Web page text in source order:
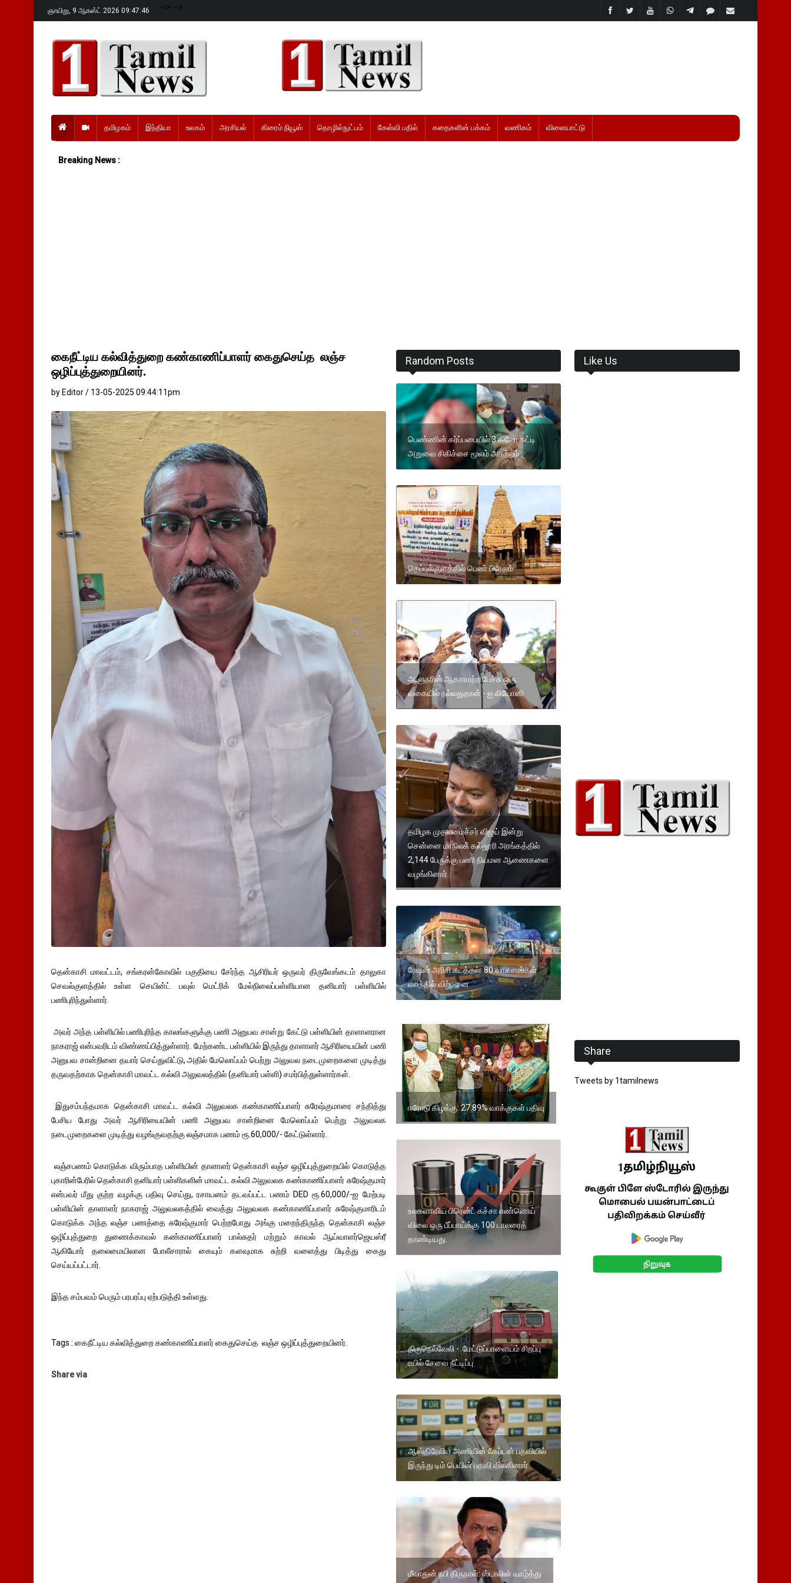
ஞாயிறு, 9 ஆகஸ்ட் 2026 09:47:48 --> -->
தமிழகம் இந்தியா உலகம் அரசியல் கிரைம் நியூஸ் தொழில்நுட்பம் கேள்வி பதில் கதைகளின் பக்கம் வணிகம் விளையாட்டு
Breaking News :
கைநீட்டிய கல்வித்துறை கண்காணிப்பாளர் கைதுசெய்த லஞ்ச
ஒழிப்புத்துறையினர்.
by Editor / 13-05-2025 09:44:11pm
தென்காசி மாவட்டம், சங்கரன்கோவில் பகுதியை சேர்ந்த ஆசிரியர் ஒருவர் திருவேங்கடம் தாலுகா
செவல்குளத்தில் உள்ள செயின்ட் பவுல் மெட்ரிக் மேல்நிலைப்பள்ளியான தனியார் பள்ளியில்
பணிபுரிந்துள்ளார்.
அவர் அந்த பள்ளியில் பணிபுரிந்த காலங்களுக்கு பணி அனுபவ சான்று கேட்டு பள்ளியின் தாளாளரான
நாகராஜ் என்பவரிடம் விண்ணப்பித்துள்ளார். மேற்கண்ட பள்ளியில் இருந்து தாளாளர் ஆசிரியையின் பணி
அனுபவ சான்றினை தயார் செய்துவிட்டு, அதில் மேலொப்பம் பெற்று அலுவல நடைமுறைகளை முடித்து
தருவதற்காக தென்காசி மாவட்ட கல்வி அலுவலத்தில் (தனியார் பள்ளி) சமர்பித்துள்ளார்கள்.
இதுசம்பந்தமாக தென்காசி மாவட்ட கல்வி அலுவலக கண்காணிப்பாளர் சுரேஷ்குமாரை சந்தித்து
பேசிய போது அவர் ஆசிரியையின் பணி அனுபவ சான்றினை மேலொப்பம் பெற்று அலுவலக
நடைமுறைகளை முடித்து வழங்குவதற்கு லஞ்சமாக பணம் ரூ.60,000/- கேட்டுள்ளார்.
லஞ்சபணம் கொடுக்க விரும்பாத பள்ளியின் தாளாளர் தென்காசி லஞ்ச ஒழிப்புத்துறையில் கொடுத்த
புகாரின்பேரில் தென்காசி தனியார் பள்ளிகளின் மாவட்ட கல்வி அலுவலக கண்காணிப்பாளர் சுரேஷ்குமார்
என்பவர் மீது குற்ற வழக்கு பதிவு செய்து, ரசாயனம் தடவப்பட்ட பணம் DED ரூ.60,000/-ஐ மேற்படி
பள்ளியின் தாளாளர் நாகராஜ் அலுவலகத்தில் வைத்து அலுவலக கண்காணிப்பாளர் சுரேஷ்குமாரிடம்
கொடுக்க அந்த லஞ்ச பணத்தை சுரேஷ்குமார் பெற்றபோது அங்கு மறைந்திருந்த தென்காசி லஞ்ச
ஒழிப்புத்துறை துணைக்காவல் கண்காணிப்பாளர் பால்சுதர் மற்றும் காவல் ஆய்வாளர்ஜெயஸ்ரீ
ஆகியோர் தலைமையிலான போலீசாரால் கையும் களவுமாக சுற்றி வளைத்து பிடித்து கைது
செய்யப்பட்டார்.
இந்த சம்பவம் பெரும் பரபரப்பு ஏற்படுத்தி உள்ளது.
Tags : கைநீட்டிய கல்வித்துறை கண்காணிப்பாளர் கைதுசெய்த லஞ்ச ஒழிப்புத்துறையினர்.
Share via
Random Posts
பெண்ணின் கர்ப்பபையில் 3 கிலோ கட்டி
அறுவை சிகிச்சை மூலம் அகற்றம்
தெப்பக்குளத்தில் பெண் பிரேதம்
ஆளுநரின் ஆதாரமற்ற பேச்சு ஒரு
வகையில் நல்லதுதான் - ஐ.லியோனி
தமிழக முதலமைச்சர் விஜய் இன்று
சென்னை மாநிலக் கல்லூரி அரங்கத்தில்
2,144 பேருக்கு பணி நியமன ஆணைகளை
வழங்கினார்.
ரேஷன் அரிசி கடத்தல்: 80 வாகனங்கள்
ஏலத்தில் விற்பனை
ஈரோடு கிழக்கு: 27.89% வாக்குகள் பதிவு
உலகளாவிய பிரென்ட் கச்சா எண்ணெய்
விலை ஒரு பீப்பாய்க்கு 100 டாலரைத்
தாண்டியது.
திருநெல்வேலி - மேட்டுப்பாளையம் சிறப்பு
ரயில் சேவை நீட்டிப்பு
ஆஸ்திரேலிய அணியின் கேப்டன் பதவியில்
இருந்து டிம் பெயின் பதவி விலகினார்
மீலாதுன் நபி திருநாள்: ஸ்டாலின் வாழ்த்து
Like Us
Share
Tweets by 1tamilnews